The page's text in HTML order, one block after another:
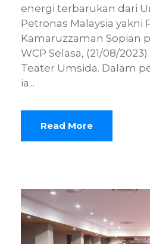
energi terbarukan dari
Petronas Malaysia yakni
Kamaruzzaman Sopian
WCP Selasa, (21/08/
Teater Umsida. Dalam
ia...
Read More